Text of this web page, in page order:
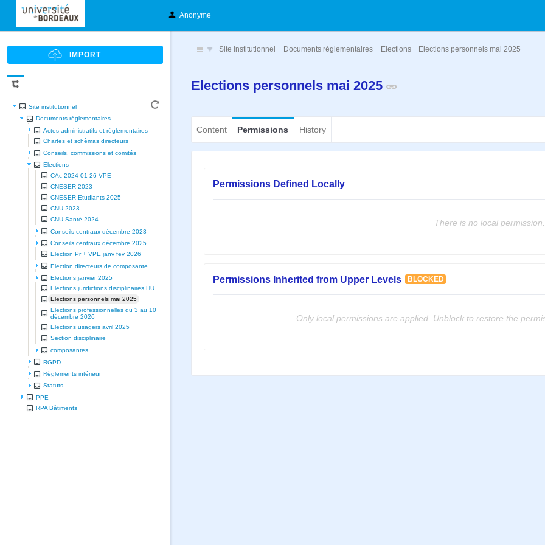
Anonyme
Site institutionnel
Documents réglementaires
Actes administratifs et réglementaires
Chartes et schèmas directeurs
Conseils, commissions et comités
Elections
CAc 2024-01-26 VPE
CNESER 2023
CNESER Etudiants 2025
CNU 2023
CNU Santé 2024
Conseils centraux décembre 2023
Conseils centraux décembre 2025
Election Pr + VPE janv fev 2026
Election directeurs de composante
Elections janvier 2025
Elections juridictions disciplinaires HU
Elections personnels mai 2025
Elections professionnelles du 3 au 10
décembre 2026
Elections usagers avril 2025
Section disciplinaire
composantes
RGPD
Règlements intérieur
Statuts
PPE
RPA Bâtiments
Site institutionnel Documents réglementaires Elections Elections personnels mai 2025
Elections personnels mai 2025
Content Permissions History
Permissions Defined Locally
There is no local permission.
Permissions Inherited from Upper Levels BLOCKED
Only local permissions are applied. Unblock to restore the